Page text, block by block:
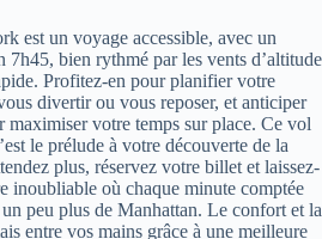
est un voyage accessible, avec un
7h45, bien rythmé par les vents d’altitude
Profitez-en pour planifier votre
divertir ou vous reposer, et anticiper
maximiser votre temps sur place. Ce vol
le prélude à votre découverte de la
plus, réservez votre billet et laissez-
inoubliable où chaque minute comptée
peu plus de Manhattan. Le confort et la
entre vos mains grâce à une meilleure